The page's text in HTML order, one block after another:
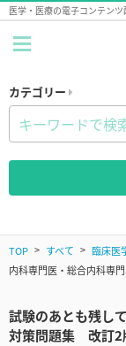
医学・医療の電子コンテン
カテゴリー
TOP すべて 臨床医
内科専門医・総合内科専
試験のあとも残し
対策問題集 改訂2